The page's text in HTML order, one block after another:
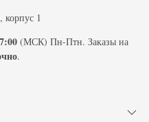
корпус 1
(МСК) Пн-Птн. Заказы на
.